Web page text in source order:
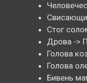
Стог
Дрова ->
Голова
Голова
Бивень